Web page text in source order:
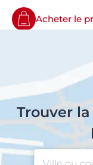
Acheter le
Trouver